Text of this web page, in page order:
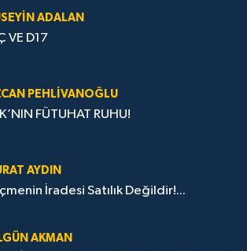
ADALAN
VE D17
PEHLIVANOĞLU
FÜTUHAT RUHU!
AYDIN
İradesi Satılık Değildir!...
AKMAN